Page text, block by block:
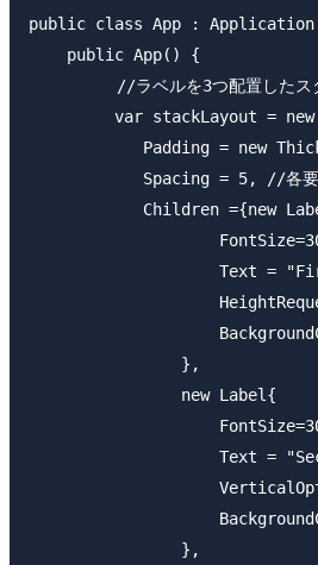
public class App :
    public App() {
//ラベルを3つ配置したスタッ
var stackLayout =
Padding = new
Spacing = 5, //各要
Children ={new
Text =
                },
                new Label{
Text =
                },